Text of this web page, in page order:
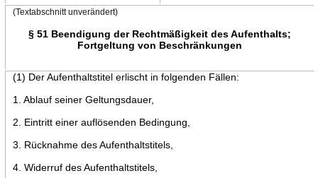
(Textabschnitt unverändert)
§ 51 Beendigung der Rechtmäßigkeit des Aufenthalts;
Fortgeltung von Beschränkungen
(1) Der Aufenthaltstitel erlischt in folgenden Fällen:
1. Ablauf seiner Geltungsdauer,
2. Eintritt einer auflösenden Bedingung,
3. Rücknahme des Aufenthaltstitels,
4. Widerruf des Aufenthaltstitels,